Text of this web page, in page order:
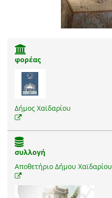
φορέας
Δήμος Χαϊδαρίου
συλλογή
Αποθετήριο Δήμου Χαϊδαρίου